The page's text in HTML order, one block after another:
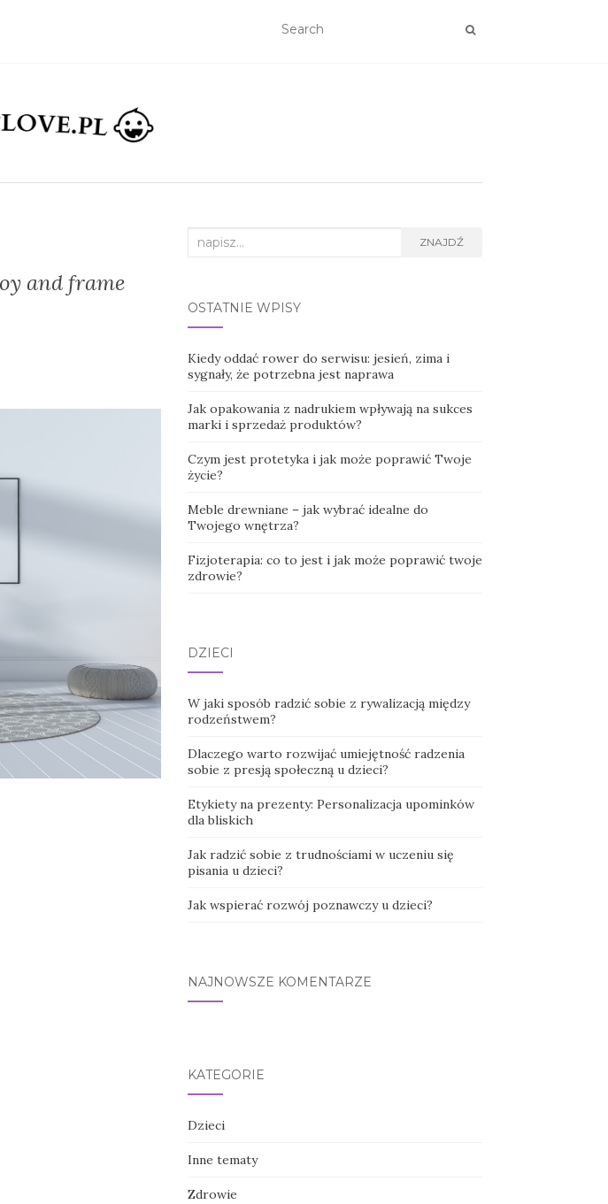
and frame
Search
ZNAJDŹ
OSTATNIE WPISY
Kiedy oddać rower do serwisu: jesień, zima i
sygnały, że potrzebna jest naprawa
Jak opakowania z nadrukiem wpływają na sukces
marki i sprzedaż produktów?
Czym jest protetyka i jak może poprawić Twoje
życie?
Meble drewniane – jak wybrać idealne do
Twojego wnętrza?
Fizjoterapia: co to jest i jak może poprawić twoje
zdrowie?
DZIECI
W jaki sposób radzić sobie z rywalizacją między
rodzeństwem?
Dlaczego warto rozwijać umiejętność radzenia
sobie z presją społeczną u dzieci?
Etykiety na prezenty: Personalizacja upominków
dla bliskich
Jak radzić sobie z trudnościami w uczeniu się
pisania u dzieci?
Jak wspierać rozwój poznawczy u dzieci?
NAJNOWSZE KOMENTARZE
KATEGORIE
Dzieci
Inne tematy
Zdrowie